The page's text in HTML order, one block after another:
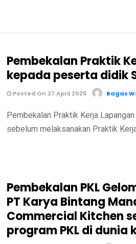
Pembekalan Praktik
kepada peserta didik
Posted On 27 April 2025 Bagas
Pembekalan Praktik Kerja
sebelum melaksanakan Praktik
Pembekalan PKL
PT Karya Bintang
Commercial Kitchen
program PKL di dunia